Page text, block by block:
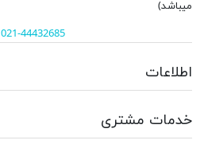
میباشد)
021-44432685
اطلاعات
خدمات مشتری